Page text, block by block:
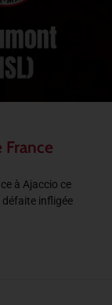
France
à Ajaccio ce
défaite infligée